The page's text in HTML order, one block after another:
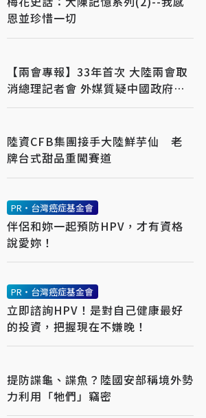
恩並珍惜一切
【兩會專報】33年首次 大陸兩會取
消總理記者會 外媒質疑中國政府透
明度
陸資CFB集團接手大陸鮮芋仙 老
牌台式甜品重闖賽道
PR・台灣癌症基金會
伴侶和妳一起預防HPV，才有資格
說愛妳！
PR・台灣癌症基金會
立即諮詢HPV！是對自己健康最好
的投資，把握現在不嫌晚！
提防諜龜、諜魚？陸國安部稱境外勢
力利用「牠們」竊密